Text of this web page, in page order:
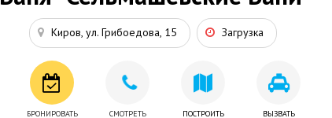
Киров, ул. Грибоедова, 15 Загрузка
БРОНИРОВАТЬ
СМОТРЕТЬ
ПОСТРОИТЬ
ВЫЗВАТЬ